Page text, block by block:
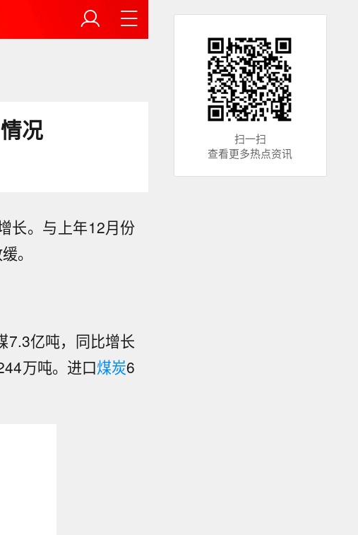
况
长。与上年12月份
。
7.3亿吨，同比增长
万吨。进口煤炭6
扫一扫
查看更多热点资讯